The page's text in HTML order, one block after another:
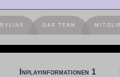
DAS TEAM
Inplayinformationen 1